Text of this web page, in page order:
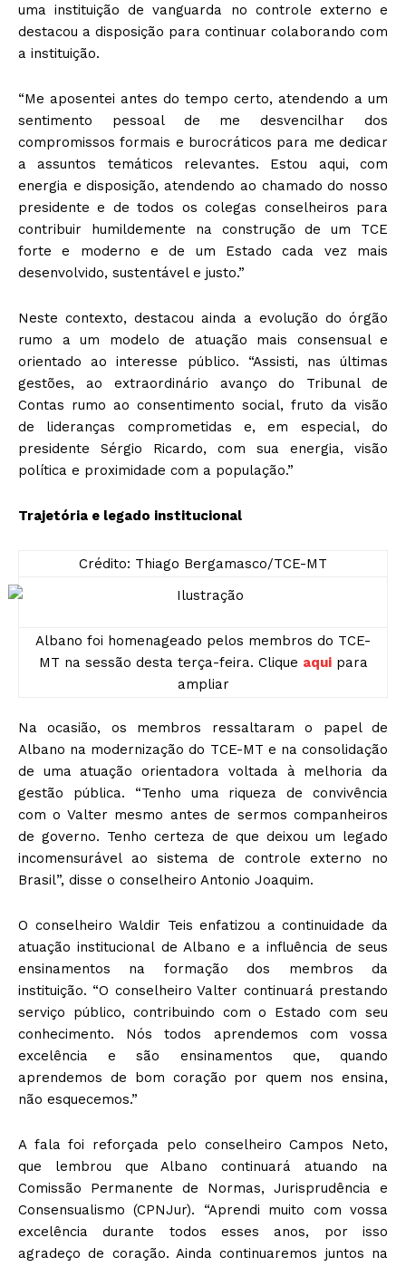
uma instituição de vanguarda no controle externo e
destacou a disposição para continuar colaborando com
a instituição.
“Me aposentei antes do tempo certo, atendendo a um
sentimento pessoal de me desvencilhar dos
compromissos formais e burocráticos para me dedicar
a assuntos temáticos relevantes. Estou aqui, com
energia e disposição, atendendo ao chamado do nosso
presidente e de todos os colegas conselheiros para
contribuir humildemente na construção de um TCE
forte e moderno e de um Estado cada vez mais
desenvolvido, sustentável e justo.”
Neste contexto, destacou ainda a evolução do órgão
rumo a um modelo de atuação mais consensual e
orientado ao interesse público. “Assisti, nas últimas
gestões, ao extraordinário avanço do Tribunal de
Contas rumo ao consentimento social, fruto da visão
de lideranças comprometidas e, em especial, do
presidente Sérgio Ricardo, com sua energia, visão
política e proximidade com a população.”
Trajetória e legado institucional
Crédito: Thiago Bergamasco/TCE-MT
Albano foi homenageado pelos membros do TCE-
MT na sessão desta terça-feira. Clique aquipara
ampliar
Na ocasião, os membros ressaltaram o papel de
Albano na modernização do TCE-MT e na consolidação
de uma atuação orientadora voltada à melhoria da
gestão pública. “Tenho uma riqueza de convivência
com o Valter mesmo antes de sermos companheiros
de governo. Tenho certeza de que deixou um legado
incomensurável ao sistema de controle externo no
Brasil”, disse o conselheiro Antonio Joaquim.
O conselheiro Waldir Teis enfatizou a continuidade da
atuação institucional de Albano e a influência de seus
ensinamentos na formação dos membros da
instituição. “O conselheiro Valter continuará prestando
serviço público, contribuindo com o Estado com seu
conhecimento. Nós todos aprendemos com vossa
excelência e são ensinamentos que, quando
aprendemos de bom coração por quem nos ensina,
não esquecemos.”
A fala foi reforçada pelo conselheiro Campos Neto,
que lembrou que Albano continuará atuando na
Comissão Permanente de Normas, Jurisprudência e
Consensualismo (CPNJur). “Aprendi muito com vossa
excelência durante todos esses anos, por isso
agradeço de coração. Ainda continuaremos juntos na